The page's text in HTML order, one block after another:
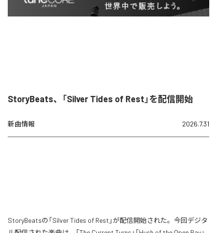
StoryBeats、「Silver Tides of Rest」を配信開始
新曲情報 2026.7.31
StoryBeatsの「Silver Tides of Rest」が配信開始された。今回デジタ